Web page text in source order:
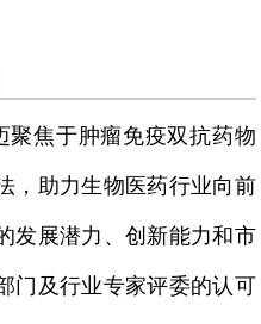
聚焦于肿瘤免疫双抗药物
，助力生物医药行业向前
发展潜力、创新能力和市
门及行业专家评委的认可